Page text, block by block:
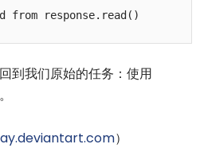
到我们原始的任务：使用
。
）